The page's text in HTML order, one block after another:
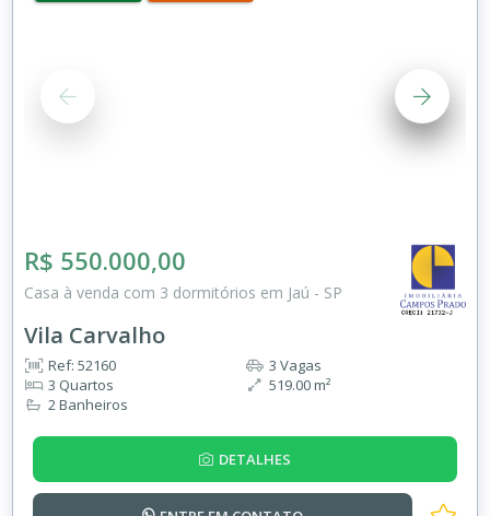
R$ 550.000,00
Casa à venda com 3 dormitórios em Jaú - SP
Vila Carvalho
Ref: 52160
3 Quartos
2 Banheiros
3 Vagas
519.00 m²
DETALHES